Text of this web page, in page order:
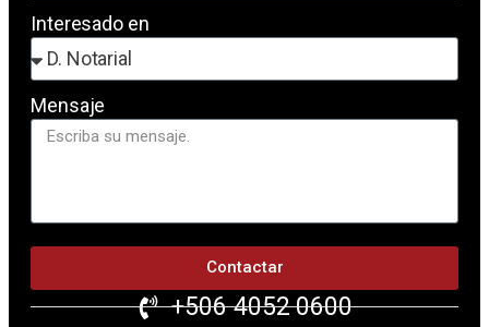
Interesado en
Mensaje
Contactar
+506 4052 0600